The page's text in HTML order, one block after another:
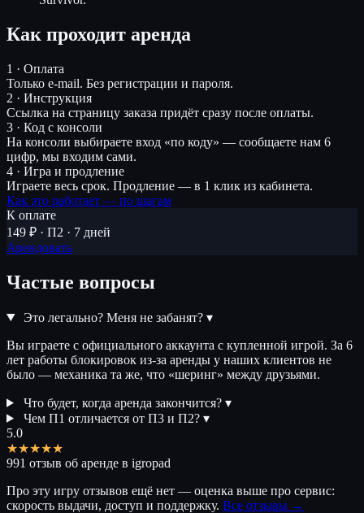
Как проходит аренда
1 · Оплата
Только e-mail. Без регистрации и пароля.
2 · Инструкция
Ссылка на страницу заказа придёт сразу после оплаты.
3 · Код с консоли
На консоли выбираете вход «по коду» — сообщаете нам 6
цифр, мы входим сами.
4 · Игра и продление
Играете весь срок. Продление — в 1 клик из кабинета.
Как это работает — по шагам
К оплате
149 ₽ · П2 · 7 дней
Арендовать
Частые вопросы
Это легально? Меня не забанят? ▾
Вы играете с официального аккаунта с купленной игрой. За 6
лет работы блокировок из-за аренды у наших клиентов не
было — механика та же, что «шеринг» между друзьями.
Что будет, когда аренда закончится? ▾
Чем П1 отличается от П3 и П2? ▾
5.0
★★★★★
991 отзыв об аренде в igropad
Про эту игру отзывов ещё нет — оценка выше про сервис:
скорость выдачи, доступ и поддержку. Все отзывы →